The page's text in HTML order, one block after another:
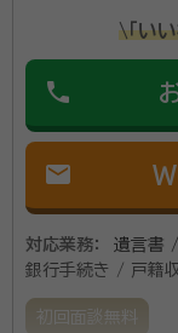
横浜市の相続・遺
相続のご相談は【
産・不動産の相続
談ください。 相
で安心してお任せいただけます。
チームが、相続法
す。お気軽にご相
\「い
phone
mail
対応業務：
遺言書
銀行手続き / 戸籍
初回面談無料